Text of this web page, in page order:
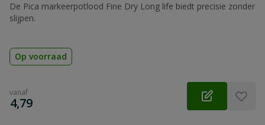
De Pica markeerpotlood Fine Dry Long life biedt precisie zonder
slijpen.
Op voorraad
vanaf
€
4,79